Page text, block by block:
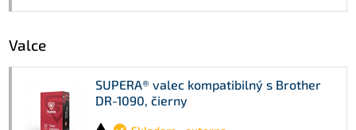
Valce
SUPERA® valec kompatibilný s Brother
DR-1090, čierny